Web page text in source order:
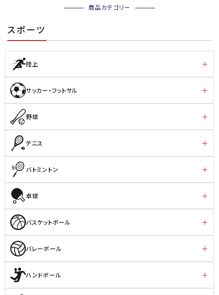
商品カテゴリー
スポーツ
陸上
サッカー・フットサル
野球
テニス
バトミントン
卓球
バスケットボール
バレーボール
ハンドボール